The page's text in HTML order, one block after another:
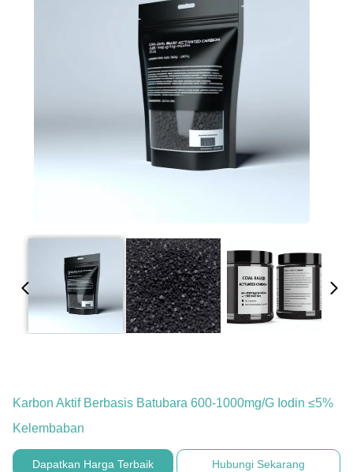
Karbon Aktif Berbasis Batubara 600-1000mg/g Iodin ≤5%
Kelembaban
Dapatkan Harga Terbaik Hubungi Sekarang